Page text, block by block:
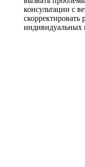
консультации с
скорректировать
индивидуальных